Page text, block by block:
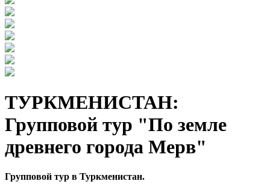
ТУРКМЕНИСТАН:
Групповой тур "По земле
древнего города Мерв"
Групповой тур в Туркменистан.